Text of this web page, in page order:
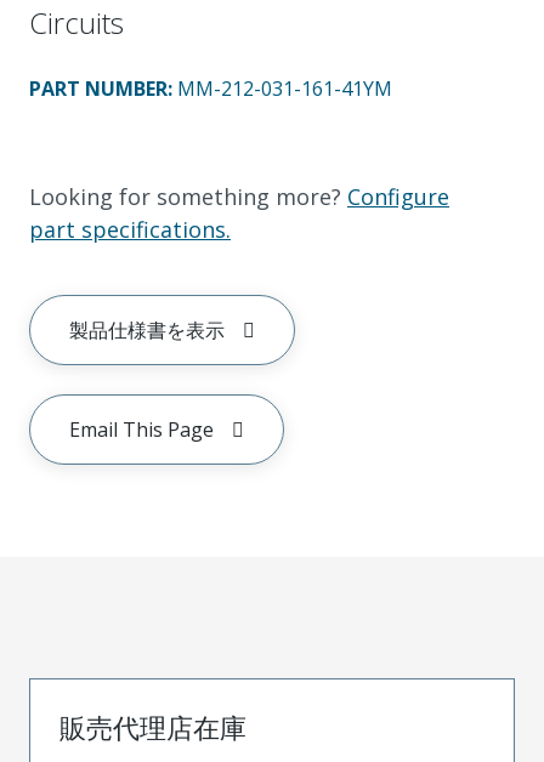
Circuits
PART NUMBER: MM-212-031-161-41YM
Looking for something more? Configure
part specifications.
製品仕様書を表示
Email This Page
販売代理店在庫